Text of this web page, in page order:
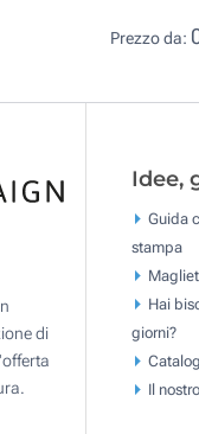
Prezzo da:
di
Idee,
Guida
stampa
Hai
giorni?
Il